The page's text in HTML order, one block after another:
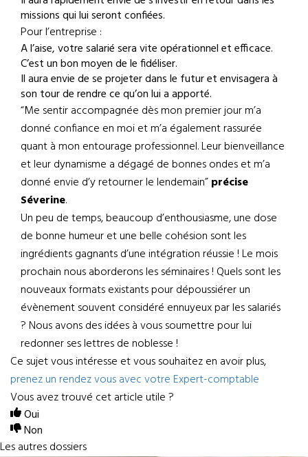
missions qui lui seront confiées.
Pour l’entreprise :
A l’aise, votre salarié sera vite opérationnel et efficace.
C’est un bon moyen de le fidéliser.
Il aura envie de se projeter dans le futur et envisagera à
son tour de rendre ce qu’on lui a apporté.
“Me sentir accompagnée dès mon premier jour m’a
donné confiance en moi et m’a également rassurée
quant à mon entourage professionnel. Leur bienveillance
et leur dynamisme a dégagé de bonnes ondes et m’a
donné envie d’y retourner le lendemain”précise
Séverine.
Un peu de temps, beaucoup d’enthousiasme, une dose
de bonne humeur et une belle cohésion sont les
ingrédients gagnants d’une intégration réussie ! Le mois
prochain nous aborderons les séminaires ! Quels sont les
nouveaux formats existants pour dépoussiérer un
évènement souvent considéré ennuyeux par les salariés
? Nous avons des idées à vous soumettre pour lui
redonner ses lettres de noblesse !
Ce sujet vous intéresse et vous souhaitez en avoir plus,
prenez un rendez vous avec votre Expert-comptable
Vous avez trouvé cet article utile ?
Oui
Non
Les autres dossiers